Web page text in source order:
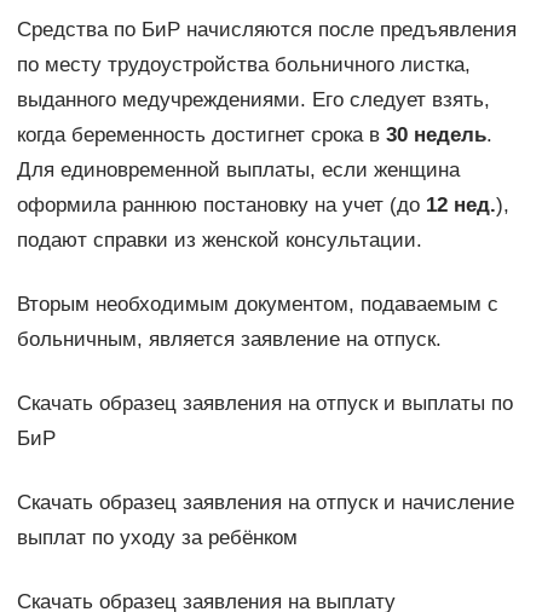
Средства по БиР начисляются после предъявления
по месту трудоустройства больничного листка,
выданного медучреждениями. Его следует взять,
когда беременность достигнет срока в 30 недель.
Для единовременной выплаты, если женщина
оформила раннюю постановку на учет (до 12 нед.),
подают справки из женской консультации.
Вторым необходимым документом, подаваемым с
больничным, является заявление на отпуск.
Скачать образец заявления на отпуск и выплаты по
БиР
Скачать образец заявления на отпуск и начисление
выплат по уходу за ребёнком
Скачать образец заявления на выплату